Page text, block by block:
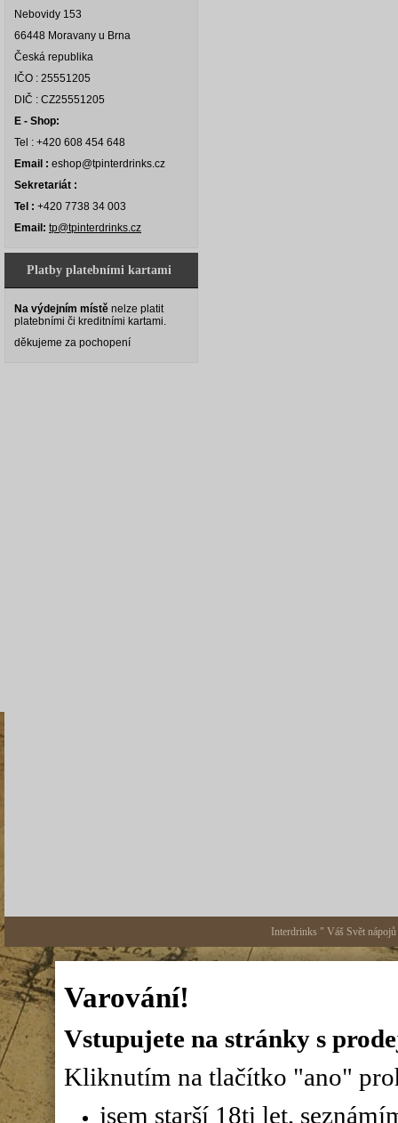
Nebovidy 153
66448 Moravany u Brna
Česká republika
IČO : 25551205
DIČ : CZ25551205
E - Shop:
Tel : +420 608 454 648
Email : eshop@tpinterdrinks.cz
Sekretariát :
Tel : +420 7738 34 003
Email: tp@tpinterdrinks.cz
Platby platebními kartami
Na výdejním místě nelze platit
platebními či kreditními kartami.
děkujeme za pochopení
Interdrinks " Váš Svět
Varování!
Vstupujete na stránky s
Kliknutím na tlačítko "ano"
jsem starší 18ti let,